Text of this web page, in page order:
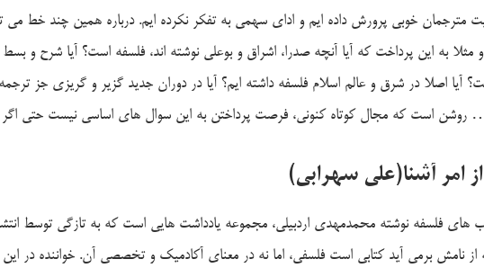
مترجمان خوبی پرورش داده ایم و ادای سهمی به تفکر نکرده ایم. درباره همین چند خط می
و مثلا به این پرداخت که آیا آنچه صدرا، اشراق و بوعلی نوشته اند، فلسفه است؟ آیا شرح و
آیا اصلا در شرق و عالم اسلام فلسفه داشته ایم؟ آیا در دوران جدید گزیر و گریزی جز
است که مجال کوتاه کنونی، فرصت پرداختن به این سوال های اساسی نیست حتی اگر
امر آشنا(علی سهرابی)
های فلسفه نوشته محمدمهدی اردبیلی، مجموعه یادداشت هایی است که به تازگی توسط
از نامش برمی آید کتابی است فلسفی، اما نه در معنای آکادمیک و تخصصی آن. خواننده در